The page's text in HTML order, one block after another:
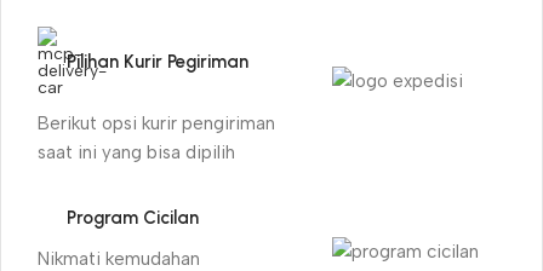
Pilihan Kurir Pegiriman
Berikut opsi kurir pengiriman
saat ini yang bisa dipilih
Program Cicilan
Nikmati kemudahan